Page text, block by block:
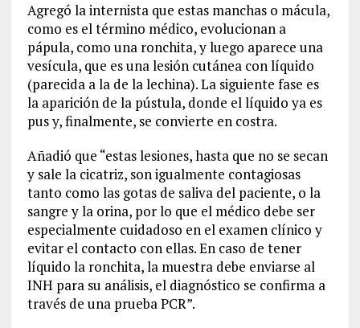
Agregó lainternista que estas manchaso mácula,
como es el término médico, evolucionan a
pápula, como una ronchita, y luego aparece una
vesícula, que es una lesión cutánea con líquido
(parecida a la de la lechina). La siguiente fase es
la aparición de la pústula, donde el líquido ya es
pus y, finalmente, se convierte en costra.
Añadió que “estas lesiones,hasta que no se secan
y sale la cicatriz,son igualmente contagiosas
tanto como las gotas de saliva del paciente,o la
sangre y la orina, por lo que el médico debe ser
especialmente cuidadoso en el examen clínicoy
evitar el contacto con ellas.En caso de tener
líquido la ronchita,la muestra debe enviarse al
INH para su análisis, el diagnóstico se confirma a
través de una prueba PCR”.